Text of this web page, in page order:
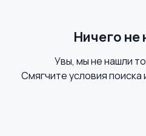
Музыкальные
Ничего не
Увы, мы не нашли
Смягчите условия